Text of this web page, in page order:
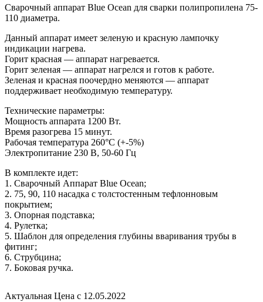
Сварочный аппарат Blue Ocean для сварки полипропилена 75-
110 диаметра.
Данный аппарат имеет зеленую и красную лампочку
индикации нагрева.
Горит красная — аппарат нагревается.
Горит зеленая — аппарат нагрелся и готов к работе.
Зеленая и красная поочердно меняются — аппарат
поддерживает необходимую температуру.
Технические параметры:
Мощность аппарата 1200 Вт.
Время разогрева 15 минут.
Рабочая температура 260°С (+-5%)
Электропитание 230 В, 50-60 Гц
В комплекте идет:
1. Сварочный Аппарат Blue Ocean;
2. 75, 90, 110 насадка с толстостенным тефлонновым
покрытием;
3. Опорная подставка;
4. Рулетка;
5. Шаблон для определения глубины вваривания трубы в
фитинг;
6. Струбцина;
7. Боковая ручка.
Актуальная Цена с 12.05.2022